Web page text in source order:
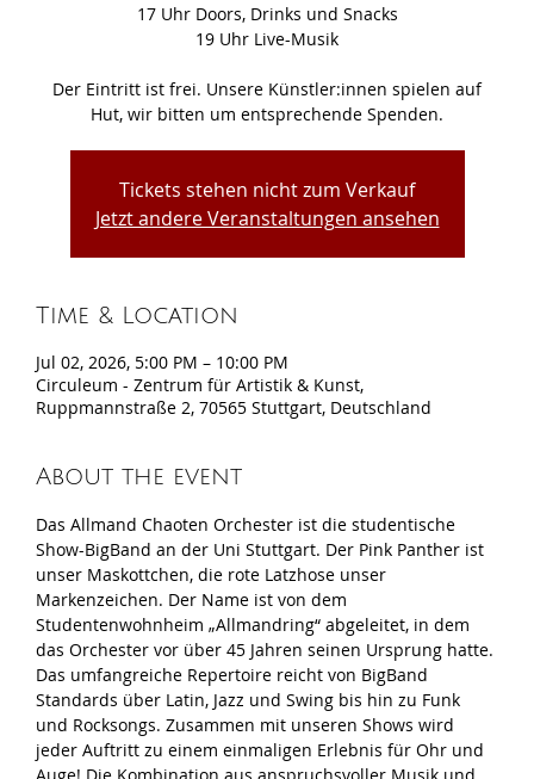
17 Uhr Doors, Drinks und Snacks
19 Uhr Live-Musik
Der Eintritt ist frei. Unsere Künstler:innen spielen auf
Hut, wir bitten um entsprechende Spenden.
Tickets stehen nicht zum Verkauf
Jetzt andere Veranstaltungen ansehen
Time & Location
Jul 02, 2026, 5:00 PM – 10:00 PM
Circuleum - Zentrum für Artistik & Kunst,
Ruppmannstraße 2, 70565 Stuttgart, Deutschland
About the event
Das Allmand Chaoten Orchester ist die studentische
Show-BigBand an der Uni Stuttgart. Der Pink Panther ist
unser Maskottchen, die rote Latzhose unser
Markenzeichen. Der Name ist von dem
Studentenwohnheim „Allmandring“ abgeleitet, in dem
das Orchester vor über 45 Jahren seinen Ursprung hatte.
Das umfangreiche Repertoire reicht von BigBand
Standards über Latin, Jazz und Swing bis hin zu Funk
und Rocksongs. Zusammen mit unseren Shows wird
jeder Auftritt zu einem einmaligen Erlebnis für Ohr und